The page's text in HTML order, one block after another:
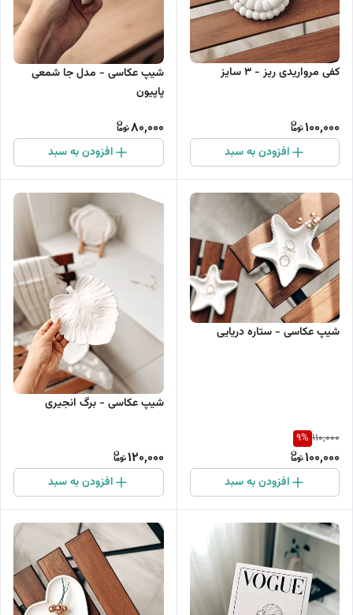
کفی مرواریدی ریز - 3 سایز
100,000
افزودن به سبد
شیپ عکاسی - مدل جا شمعی
پاپیون
80,000
افزودن به سبد
شیپ عکاسی - ستاره دریایی
110,000
9%
100,000
افزودن به سبد
شیپ عکاسی - برگ انجیری
120,000
افزودن به سبد